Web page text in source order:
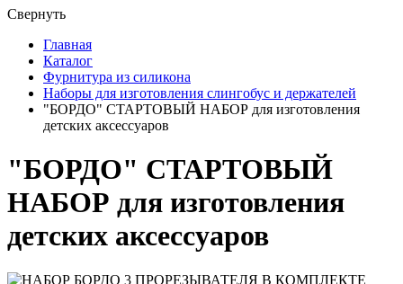
Свернуть
Главная
Каталог
Фурнитура из силикона
Наборы для изготовления слингобус и держателей
"БОРДО" СТАРТОВЫЙ НАБОР для изготовления
детских аксессуаров
"БОРДО" СТАРТОВЫЙ
НАБОР для изготовления
детских аксессуаров